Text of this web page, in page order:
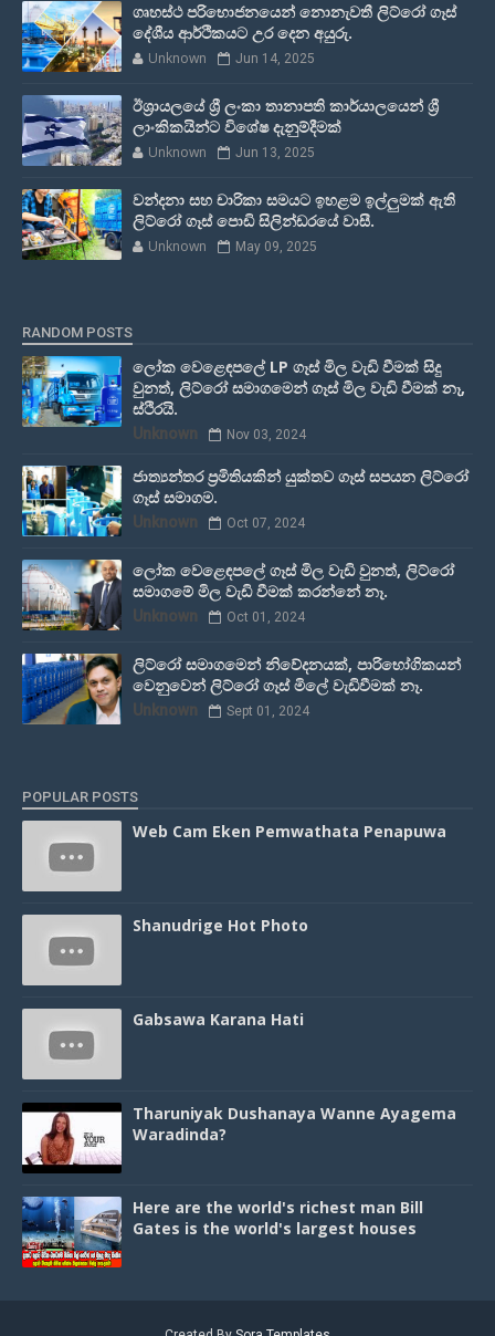
ගෘහස්ථ පරිභොජනයෙන් නොනැවතී ලිට්රෝ ගෑස්
දේශීය ආර්ථිකයට උර දෙන අයුරු.
Unknown Jun 14, 2025
ඊශ්‍රායලයේ ශ්‍රී ලංකා තානාපති කාර්යාලයෙන් ශ්‍රී
ලාංකිකයින්ට විශේෂ දැනුම්දීමක්
Unknown Jun 13, 2025
වන්දනා සහ චාරිකා සමයට ඉහළම ඉල්ලුමක් ඇති
ලිට්රෝ ගෑස් පොඩි සිලින්ඩරයේ වාසී.
Unknown May 09, 2025
RANDOM POSTS
ලෝක වෙළෙඳපලේ LP ගෑස් මිල වැඩි වීමක් සිදු
වුනත්, ලිට්රෝ සමාගමෙන් ගෑස් මිල වැඩි වීමක් නෑ,
ස්ථිරයි.
Unknown Nov 03, 2024
ජාත්‍යන්තර ප්‍රමිතියකින් යුක්තව ගෑස් සපයන ලිට්රෝ
ගෑස් සමාගම.
Unknown Oct 07, 2024
ලෝක වෙළෙඳපලේ ගෑස් මිල වැඩි වුනත්, ලිට්රෝ
සමාගමේ මිල වැඩි වීමක් කරන්නේ නෑ.
Unknown Oct 01, 2024
ලිට්රෝ සමාගමෙන් නිවේදනයක්, පාරිභෝගිකයන්
වෙනුවෙන් ලිට්රෝ ගෑස් මිලේ වැඩිවීමක් නෑ.
Unknown Sept 01, 2024
POPULAR POSTS
Web Cam Eken Pemwathata Penapuwa
Shanudrige Hot Photo
Gabsawa Karana Hati
Tharuniyak Dushanaya Wanne Ayagema
Waradinda?
Here are the world's richest man Bill
Gates is the world's largest houses